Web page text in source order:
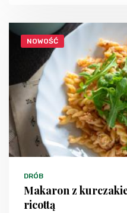
NOWOŚĆ
DRÓB
Makaron z
ricottą